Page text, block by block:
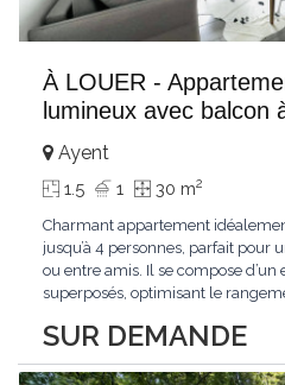
À LOUER -
lumineux avec balcon
SUR DEMANDE
Ayent
1.5 1 30 m2
Charmant appartement
jusqu’à 4 personnes, parfait pour
ou entre amis. Il se compose d’un
superposés, optimisant le
télévision murale. La cuisine
(plaques de...